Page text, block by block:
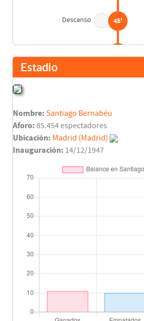
Descanso 45'
Michel
Martín Vázquez
82'
Estadio
Nombre: Santiago Bernabéu
Aforo: 85.454 espectadores
Ubicación: Madrid (Madrid)
Inauguración: 14/12/1947